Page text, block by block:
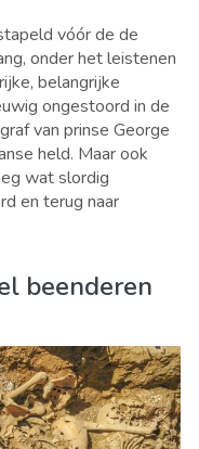
vóór de de
onder het leistenen
belangrijke
ongestoord in de
van prinse George
held. Maar ook
wat slordig
en terug naar
beenderen